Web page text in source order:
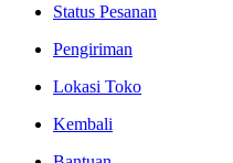
Status Pesanan
Pengiriman
Lokasi Toko
Kembali